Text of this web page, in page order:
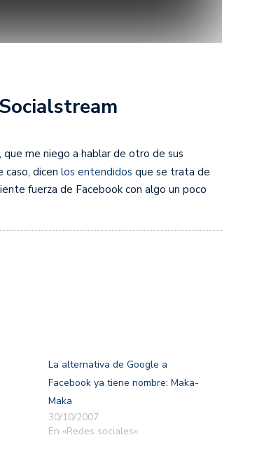
me niego a hablar de otro de sus
dicen los entendidos que se trata de
fuerza de Facebook con algo un poco
La alternativa de Google a
Facebook ya tiene nombre: Maka-
Maka
30/10/2007
En «Redes sociales»